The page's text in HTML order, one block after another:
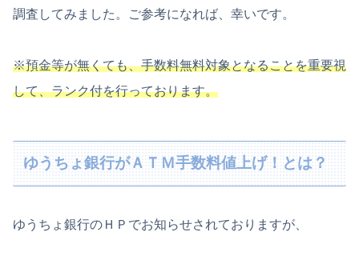
調査してみました。ご参考になれば、幸いです。
※預金等が無くても、手数料無料対象となることを重要視
して、ランク付を行っております。
ゆうちょ銀行がＡＴＭ手数料値上げ！とは？
ゆうちょ銀行のＨＰでお知らせされておりますが、